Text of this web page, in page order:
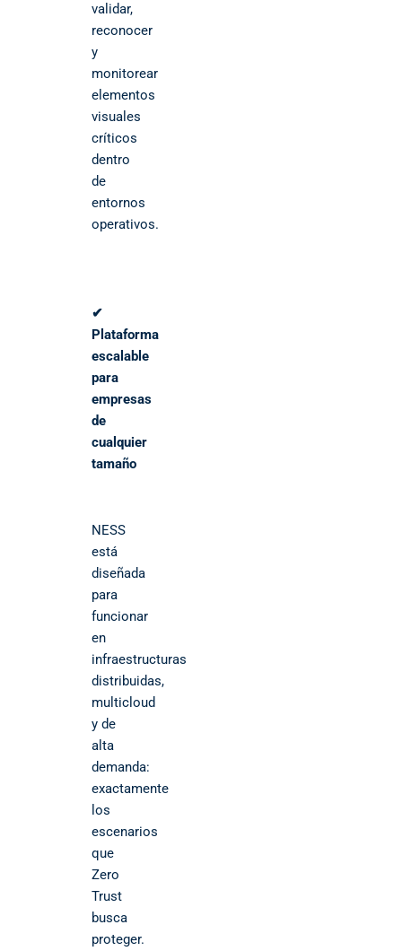
validar,
reconocer
y
monitorear
elementos
visuales
críticos
dentro
de
entornos
operativos.
✔
Plataforma
escalable
para
empresas
de
cualquier
tamaño
NESS
está
diseñada
para
funcionar
en
infraestructuras
distribuidas,
multicloud
y de
alta
demanda:
exactamente
los
escenarios
que
Zero
Trust
busca
proteger.